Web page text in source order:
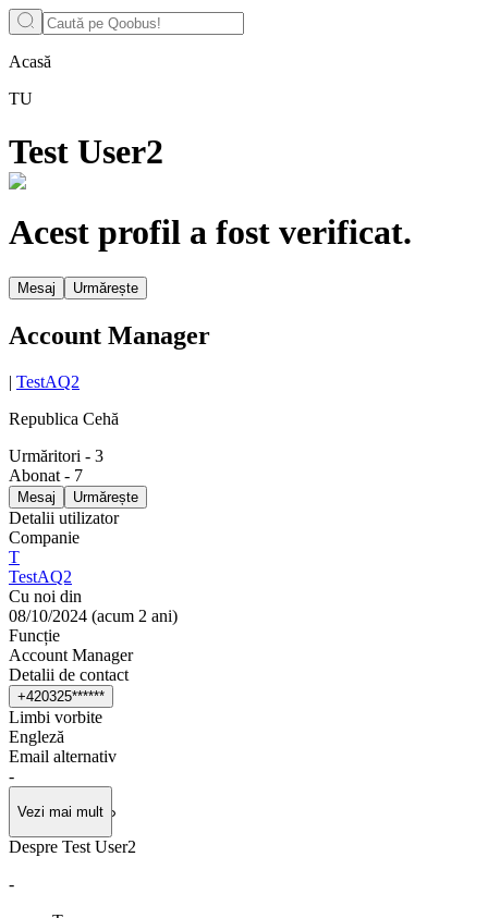
Acasă
TU
Test User2
Acest profil a fost verificat.
Mesaj Urmărește
Account Manager
| TestAQ2
Republica Cehă
Urmăritori - 3
Abonat - 7
Mesaj Urmărește
Detalii utilizator
Companie
T
TestAQ2
Cu noi din
08/10/2024 (acum 2 ani)
Funcție
Account Manager
Detalii de contact
+420325******
Limbi vorbite
Engleză
Email alternativ
-
Vezi mai mult
Despre Test User2
-